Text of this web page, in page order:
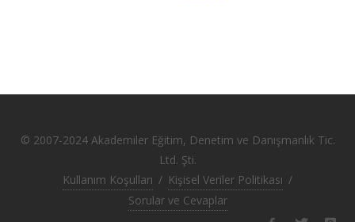
© 2007-2024 Akademiler Eğitim, Denetim ve Danışmanlık Tic.
Ltd. Şti.
Kullanım Koşulları / Kişisel Veriler Politikası /
Sorular ve Cevaplar